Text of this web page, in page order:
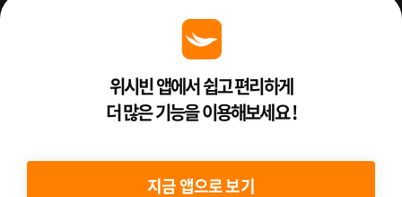
Venture Enterprise위시빈 앱에서 쉽고 편리하게
더 많은 기능을 이용해보세요 !
지금 앱으로 보기